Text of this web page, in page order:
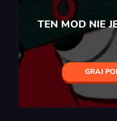
TEN MOD NIE
GRAJ